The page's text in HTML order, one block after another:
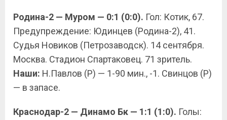
Родина-2 — Муром — 0:1 (0:0). Гол: Котик, 67.
Предупреждение: Юдинцев (Родина-2), 41.
Судья Новиков (Петрозаводск). 14 сентября.
Москва. Стадион Спартаковец. 71 зритель.
Наши: Н.Павлов (Р) — 1-90 мин., -1. Свинцов (Р)
— в запасе.
Краснодар-2 — Динамо Бк — 1:1 (1:0). Голы: